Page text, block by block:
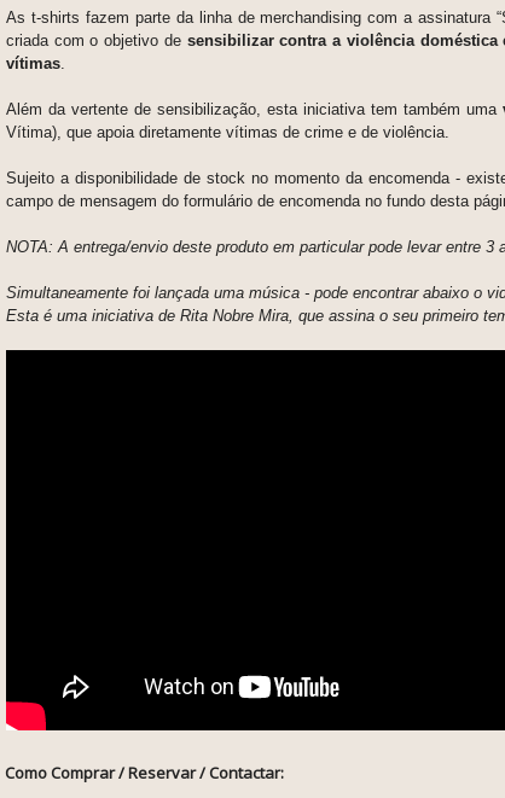
As t-shirts fazem parte da linha de merchandising com a
criada com o objetivo de sensibilizar contra a violência doméstica
vítimas
Além da vertente de sensibilização, esta iniciativa tem também uma
Vítima), que apoia diretamente vítimas de crime e de violência.
Sujeito a disponibilidade de stock no momento da encomenda -
campo de mensagem do formulário de encomenda no fundo desta
NOTA: A entrega/envio deste produto em particular pode levar entre 3
Simultaneamente foi lançada uma música - pode encontrar abaixo o
Esta é uma iniciativa de Rita Nobre Mira, que assina o seu primeiro
Como Comprar / Reservar / Contactar: